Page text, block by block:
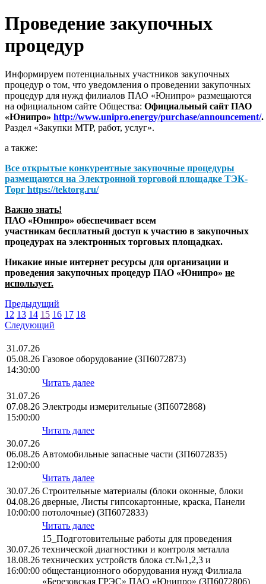
Проведение закупочных
процедур
Информируем потенциальных участников закупочных
процедур о том, что уведомления о проведении закупочных
процедур для нужд филиалов ПАО «Юнипро» размещаются
на официальном сайте Общества: Официальный сайт ПАО
«Юнипро» http://www.unipro.energy/purchase/announcement/.
Раздел «Закупки МТР, работ, услуг».
а также:
Все открытые конкурентные закупочные процедуры
размещаются на Электронной торговой площадке ТЭК-
Торг https://tektorg.ru/
Важно знать!
ПАО «Юнипро» обеспечивает всем
участникам бесплатный доступ к участию в закупочных
процедурах на электронных торговых площадках.
Никакие иные интернет ресурсы для организации и
проведения закупочных процедур ПАО «Юнипро» не
использует.
Предыдущий
12 13 14 15 16 17 18
Следующий
31.07.26
05.08.26
14:30:00
Газовое оборудование (ЗП6072873)
Читать далее
31.07.26
07.08.26
15:00:00
Электроды измерительные (ЗП6072868)
Читать далее
30.07.26
06.08.26
12:00:00
Автомобильные запасные части (ЗП6072835)
Читать далее
30.07.26
04.08.26
10:00:00
Строительные материалы (блоки оконные, блоки
дверные, Листы гипсокартонные, краска, Панели
потолочные) (ЗП6072833)
Читать далее
30.07.26
18.08.26
16:00:00
15_Подготовительные работы для проведения
технической диагностики и контроля металла
технических устройств блока ст.№1,2,3 и
общестанционного оборудования нужд Филиала
«Березовская ГРЭС» ПАО «Юнипро» (ЗП6072806)